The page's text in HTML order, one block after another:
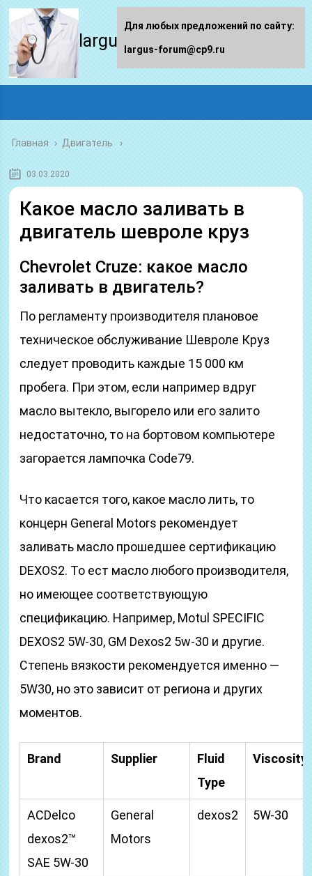
largus-forum.ru
Главная › Двигатель
03.03.2020
Какое масло заливать в
двигатель шевроле круз
Chevrolet Cruze: какое масло
заливать в двигатель?
По регламенту производителя плановое
техническое обслуживание Шевроле Круз
следует проводить каждые 15 000 км
пробега. При этом, если например вдруг
масло вытекло, выгорело или его залито
недостаточно, то на бортовом компьютере
загорается лампочка Code79.
Что касается того, какое масло лить, то
концерн General Motors рекомендует
заливать масло прошедшее сертификацию
DEXOS2. То ест масло любого производителя,
но имеющее соответствующую
спецификацию. Например, Motul SPECIFIC
DEXOS2 5W-30, GM Dexos2 5w-30 и другие.
Степень вязкости рекомендуется именно —
5W30, но это зависит от региона и других
моментов.
Brand Supplier
Fluid
Type
Viscosity
ACDelco
dexos2™
SAE 5W-30
General
Motors
dexos2 5W-30
Для любых предложений по сайту:
largus-forum@cp9.ru